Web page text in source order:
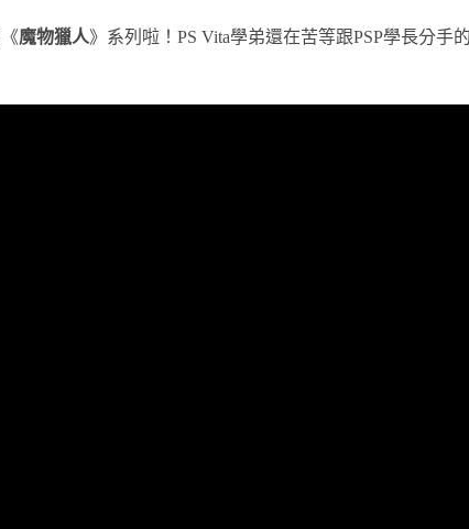
魔物獵人》系列啦！PS Vita學弟還在苦等跟PSP學長分手